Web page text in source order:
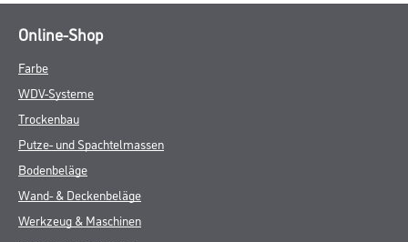
Online-Shop
Farbe
WDV-Systeme
Trockenbau
Putze- und Spachtelmassen
Bodenbeläge
Wand- & Deckenbeläge
Werkzeug & Maschinen